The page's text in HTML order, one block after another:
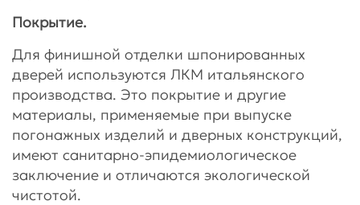
Покрытие.
Для финишной отделки шпонированных
дверей используются ЛКМ итальянского
производства. Это покрытие и другие
материалы, применяемые при выпуске
погонажных изделий и дверных конструкций,
имеют санитарно-эпидемиологическое
заключение и отличаются экологической
чистотой.